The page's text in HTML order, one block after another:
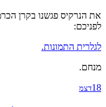
את הנרקיס פגשנו בקרן
לפניכם:
לגלרית התמונות.
מנחם.
18דצמ